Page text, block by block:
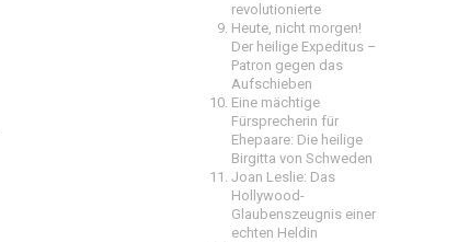
revolutionierte
Heute, nicht morgen!
Der heilige Expeditus –
Patron gegen das
Aufschieben
Eine mächtige
Fürsprecherin für
Ehepaare: Die heilige
Birgitta von Schweden
Joan Leslie: Das
Hollywood-
Glaubenszeugnis einer
echten Heldin